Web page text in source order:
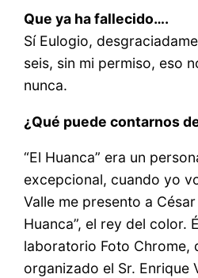
Que ya ha fallecido….
Sí Eulogio,
seis, sin mi permiso, eso
nunca.
¿Qué puede contarnos
“El Huanca” era un
excepcional, cuando yo
Valle me presento a César
Huanca”, el rey del color.
laboratorio Foto Chrome,
organizado el Sr. Enrique